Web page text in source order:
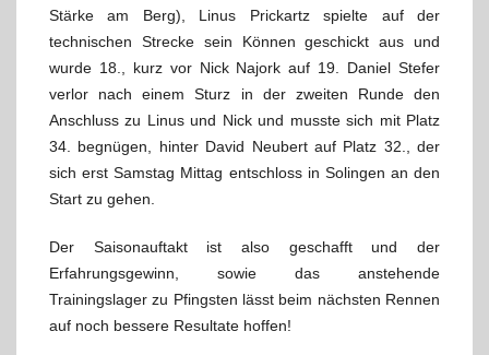
Stärke am Berg), Linus Prickartz spielte auf der
technischen Strecke sein Können geschickt aus und
wurde 18., kurz vor Nick Najork auf 19. Daniel Stefer
verlor nach einem Sturz in der zweiten Runde den
Anschluss zu Linus und Nick und musste sich mit Platz
34. begnügen, hinter David Neubert auf Platz 32., der
sich erst Samstag Mittag entschloss in Solingen an den
Start zu gehen.
Der Saisonauftakt ist also geschafft und der
Erfahrungsgewinn, sowie das anstehende
Trainingslager zu Pfingsten lässt beim nächsten Rennen
auf noch bessere Resultate hoffen!